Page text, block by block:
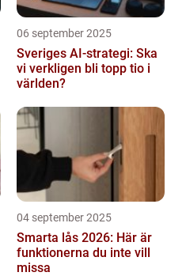
06 september 2025
Sveriges AI-strategi: Ska
vi verkligen bli topp tio i
världen?
04 september 2025
Smarta lås 2026: Här är
funktionerna du inte vill
missa